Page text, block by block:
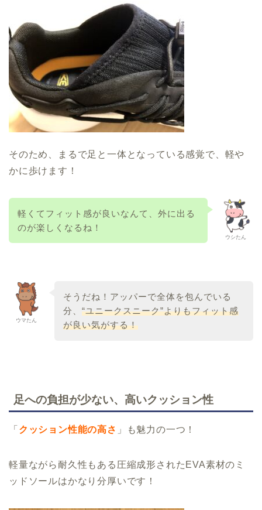
そのため、まるで足と一体となっている感覚で、軽や
かに歩けます！
ウシたん
軽くてフィット感が良いなんて、外に出る
のが楽しくなるね！
ウマたん
そうだね！アッパーで全体を包んでいる
分、 “ユニークスニーク”よりもフィット感
が良い気がする！
足への負担が少ない、高いクッション性
「 クッション性能の高さ 」も魅力の一つ！
軽量ながら耐久性もある圧縮成形されたEVA素材のミ
ッドソールはかなり分厚いです！